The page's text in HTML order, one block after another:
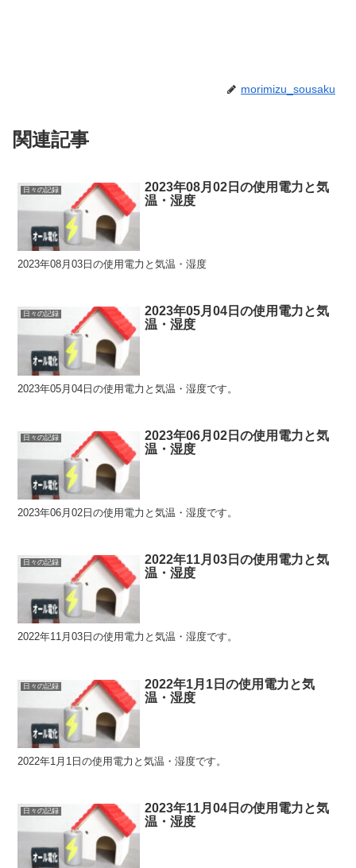
morimizu_sousaku
関連記事
日々の記録
2023年08月02日の使用電力と気
温・湿度
2023年08月03日の使用電力と気温・湿度
日々の記録
2023年05月04日の使用電力と気
温・湿度
2023年05月04日の使用電力と気温・湿度です。
日々の記録
2023年06月02日の使用電力と気
温・湿度
2023年06月02日の使用電力と気温・湿度です。
日々の記録
2022年11月03日の使用電力と気
温・湿度
2022年11月03日の使用電力と気温・湿度です。
日々の記録
2022年1月1日の使用電力と気
温・湿度
2022年1月1日の使用電力と気温・湿度です。
日々の記録
2023年11月04日の使用電力と気
温・湿度